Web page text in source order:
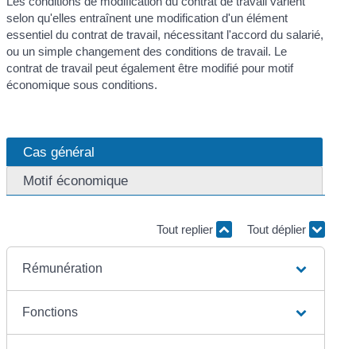
selon qu'elles entraînent une modification d'un élément
essentiel du contrat de travail, nécessitant l'accord du salarié,
ou un simple changement des conditions de travail. Le
contrat de travail peut également être modifié pour motif
économique sous conditions.
Cas général
Motif économique
Tout replier Tout déplier
Rémunération
Fonctions